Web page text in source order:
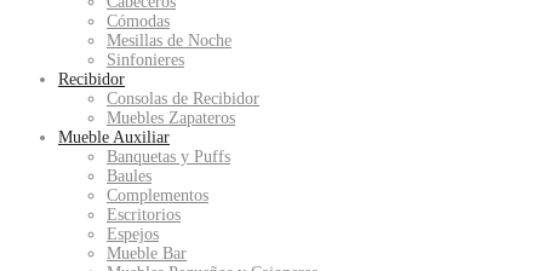
Cómodas
Mesillas de Noche
Sinfonieres
Recibidor
Consolas de Recibidor
Muebles Zapateros
Mueble Auxiliar
Banquetas y Puffs
Baules
Complementos
Escritorios
Espejos
Mueble Bar